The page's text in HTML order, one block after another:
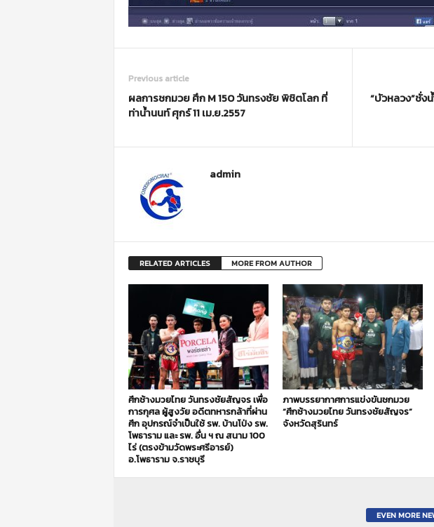
Previous article
ผลการชกมวย ศึก M 150 วันทรงชัย พิชิตโลก ที่
ท่าน้ำนนท์ ศุกร์ 11 เม.ย.2557
“บัวหลวง”ชั่ง
admin
RELATED ARTICLES MORE FROM AUTHOR
ศึกช้างมวยไทย วันทรงชัยสัญจร เพื่อ
การกุศล ผู้สูงวัย อดีตทหารกล้าที่ผ่าน
ศึก อุปกรณ์จำเป็นใช้ รพ. บ้านโป่ง รพ.
โพธาราม และ รพ. อื่น ฯ ณ สนาม 100
ไร่ (ตรงข้ามวัดพระศรีอารย์)
อ.โพธาราม จ.ราชบุรี
ภาพบรรยากาศการแข่งขันชกมวย
“ศึกช้างมวยไทย วันทรงชัยสัญจร”
จังหวัดสุรินทร์
EVEN MORE